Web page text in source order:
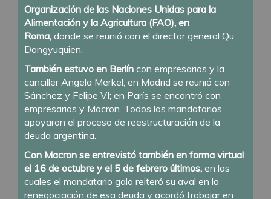
Organización de las Naciones Unidas para la
Alimentación y la Agricultura (FAO), en
Roma, donde se reunió con el director general Qu
Dongyuquien.
También estuvo en Berlín con empresarios y la
canciller Angela Merkel; en Madrid se reunió con
Sánchez y Felipe VI; en París se encontró con
empresarios y Macron. Todos los mandatarios
apoyaron el proceso de reestructuración de la
deuda argentina.
Con Macron se entrevistó también en forma virtual
el 16 de octubre y el 5 de febrero últimos, en las
cuales el mandatario galo reiteró su aval en la
renegociación de esa deuda y acordó trabajar en